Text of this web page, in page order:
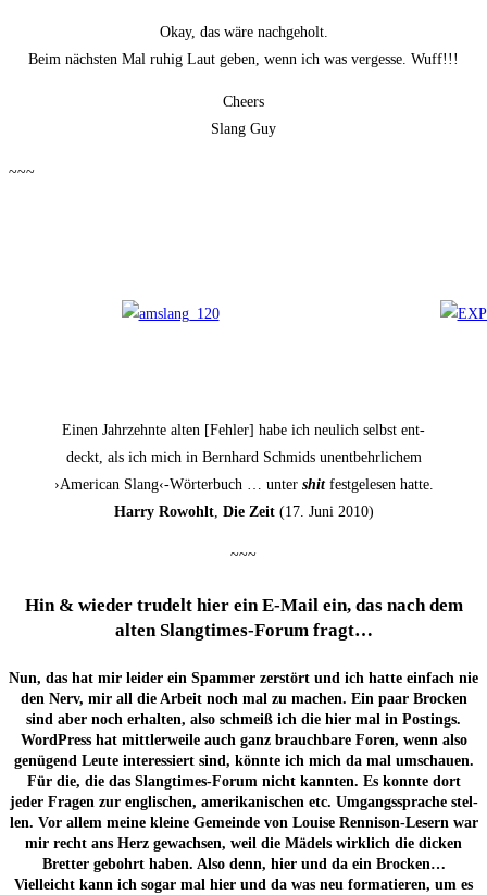
Okay, das wäre nachgeholt.
Beim nächs­ten Mal ruhig Laut geben, wenn ich was ver­ges­se. Wuff!!!
Che­ers
Slang Guy
~~~
Einen Jahr­zehn­te alten [Feh­ler] habe ich neu­lich selbst ent­
deckt, als ich mich in Bern­hard Schmids unent­behr­li­chem
›Ame­ri­can Slang‹-Wörterbuch … unter shitfest­ge­le­sen hatte.
Har­ry Rowohlt, Die Zeit(17. Juni 2010)
~~~
Hin & wie­der tru­delt hier ein E‑Mail ein, das nach dem
alten Slang­times-Forum fragt…
Nun, das hat mir lei­der ein Spam­mer zer­stört und ich hat­te ein­fach nie
den Nerv, mir all die Arbeit noch mal zu machen. Ein paar Bro­cken
sind aber noch erhal­ten, also schmeiß ich die hier mal in Pos­tings.
Word­Press hat mitt­ler­wei­le auch ganz brauch­ba­re Foren, wenn also
genü­gend Leu­te inter­es­siert sind, könn­te ich mich da mal umschau­en.
Für die, die das Slang­times-Forum nicht kann­ten. Es konn­te dort
jeder Fra­gen zur eng­li­schen, ame­ri­ka­ni­schen etc. Umgangs­spra­che stel­
len. Vor allem mei­ne klei­ne Gemein­de von Loui­se Ren­ni­son-Lesern war
mir recht ans Herz gewach­sen, weil die Mädels wirk­lich die dicken
Bret­ter gebohrt haben. Also denn, hier und da ein Brocken…
Viel­leicht kann ich sogar mal hier und da was neu for­ma­tie­ren, um es